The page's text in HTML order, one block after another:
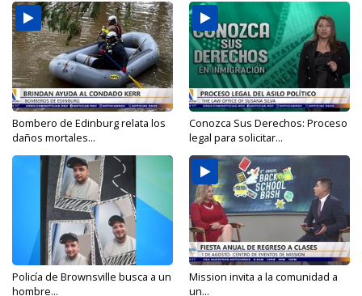
Bombero de Edinburg relata los
daños mortales...
Conozca Sus Derechos: Proceso
legal para solicitar...
Policía de Brownsville busca a un
hombre...
Mission invita a la comunidad a
un...